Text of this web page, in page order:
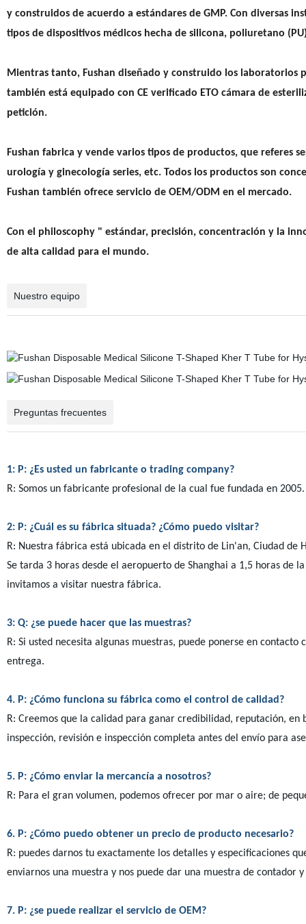
y construidos de acuerdo a estándares de GMP. Con diversas
tipos de dispositivos médicos hecha de silicona, poliuretano
Mientras tanto, Fushan diseñado y construido los laboratorios
también está equipado con CE verificado ETO cámara de
petición.
Fushan fabrica y vende varios tipos de productos, que referes
urología y ginecología series, etc. Todos los productos son
Fushan también ofrece servicio de OEM/ODM en el mercado.
Con el philoscophy " estándar, precisión, concentración y la
de alta calidad para el mundo.
Nuestro equipo
Preguntas frecuentes
1: P: ¿Es usted un fabricante o trading company?
R: Somos un fabricante profesional de la cual fue fundada en 2005.
2: P: ¿Cuál es su fábrica situada? ¿Cómo puedo visitar?
R: Nuestra fábrica está ubicada en el distrito de Lin'an, Ciudad de
Se tarda 3 horas desde el aeropuerto de Shanghai a 1,5 horas de
invitamos a visitar nuestra fábrica.
3: Q: ¿se puede hacer que las muestras?
R: Si usted necesita algunas muestras, puede ponerse en
entrega.
4. P: ¿Cómo funciona su fábrica como el control de calidad?
R: Creemos que la calidad para ganar credibilidad, reputación,
inspección, revisión e inspección completa antes del envío para
5. P: ¿Cómo enviar la mercancía a nosotros?
R: Para el gran volumen, podemos ofrecer por mar o aire; de
6. P: ¿Cómo puedo obtener un precio de producto necesario?
R: puedes darnos tu exactamente los detalles y especificaciones
enviarnos una muestra y nos puede dar una muestra de contador
7. P: ¿se puede realizar el servicio de OEM?